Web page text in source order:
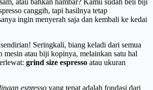
canggih, tapi hasilnya tetap
ingin menyerah saja dan kembali ke kedai
Seringkali, biang keladi dari semua
mesin atau biji kopinya, melainkan satu hal
grind size espresso atau ukuran
espresso yang tepat adalah fondasi dari